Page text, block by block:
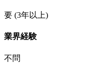
要 (3年以上)
業界経験
不問